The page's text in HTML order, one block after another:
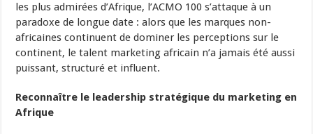
les plus admirées d’Afrique, l’ACMO 100 s’attaque à un
paradoxe de longue date : alors que les marques non-
africaines continuent de dominer les perceptions sur le
continent, le talent marketing africain n’a jamais été aussi
puissant, structuré et influent.
Reconnaître le leadership stratégique du marketing en
Afrique